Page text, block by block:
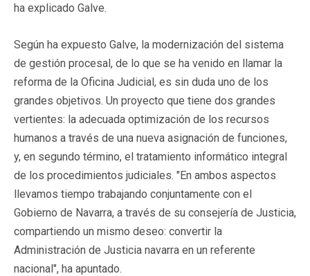
ha explicado Galve.
Según ha expuesto Galve, la modernización del sistema
de gestión procesal, de lo que se ha venido en llamar la
reforma de la Oficina Judicial, es sin duda uno de los
grandes objetivos. Un proyecto que tiene dos grandes
vertientes: la adecuada optimización de los recursos
humanos a través de una nueva asignación de funciones,
y, en segundo término, el tratamiento informático integral
de los procedimientos judiciales. "En ambos aspectos
llevamos tiempo trabajando conjuntamente con el
Gobierno de Navarra, a través de su consejería de Justicia,
compartiendo un mismo deseo: convertir la
Administración de Justicia navarra en un referente
nacional", ha apuntado.